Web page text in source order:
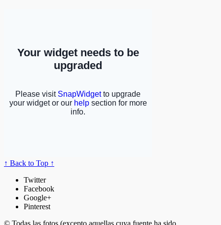
↑ Back to Top ↑
Twitter
Facebook
Google+
Pinterest
© Todas las fotos (excepto aquellas cuya fuente ha sido